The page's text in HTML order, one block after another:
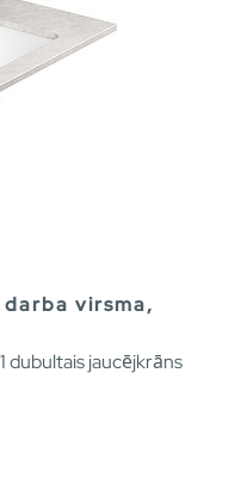
darba virsma,
dubultais jaucējkrāns